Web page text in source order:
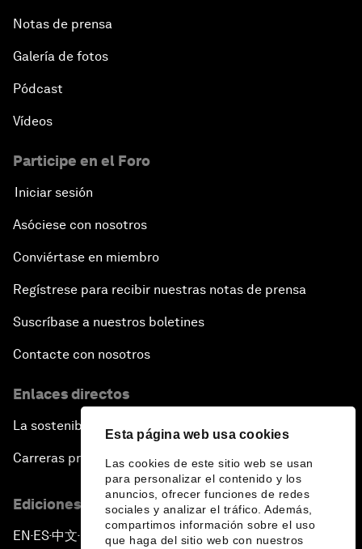
Esta página web usa cookies
Las cookies de este sitio web se usan
para personalizar el contenido y los
anuncios, ofrecer funciones de redes
sociales y analizar el tráfico. Además,
compartimos información sobre el uso
que haga del sitio web con nuestros
Notas de prensa
Galería de fotos
Pódcast
Vídeos
Participe en el Foro
Iniciar sesión
Asóciese con nosotros
Conviértase en miembro
Regístrese para recibir nuestras notas de prensa
Suscríbase a nuestros boletines
Contacte con nosotros
Enlaces directos
La sostenibilidad en el Foro
Carreras profesionales
Ediciones en otros idiomas
EN ▪ES▪中文▪ 日本語